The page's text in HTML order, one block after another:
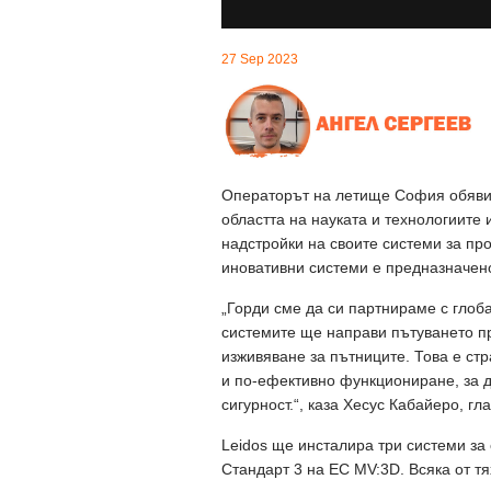
27 Sep 2023
Операторът на летище София обяви
областта на науката и
надстройки на своите системи за
иновативни системи е
„Горди сме да си партнираме с
системите ще направи пътуването
изживяване за пътниците. Това е
и по-ефективно функциониране, за
сигурност.“, каза Хесус Кабайеро,
Leidos ще инсталира три системи
Стандарт 3 на ЕС MV:3D. Всяка от